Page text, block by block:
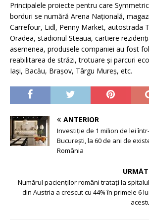
Principalele proiecte pentru care
borduri se numără Arena Naţională,
Carrefour, Lidl, Penny Market, autostrada
Oradea, stadionul Steaua, cartiere
asemenea, produsele companiei au fost
reabilitarea de străzi, trotuare şi parcuri
Iași, Bacău, Brașov, Târgu Mureș, etc.
ANTERIOR
Investiție de 1 milion de lei
București, la 60 de ani de
România
Numărul pacienților români tratați la
din Austria a crescut cu 44% în primele 6